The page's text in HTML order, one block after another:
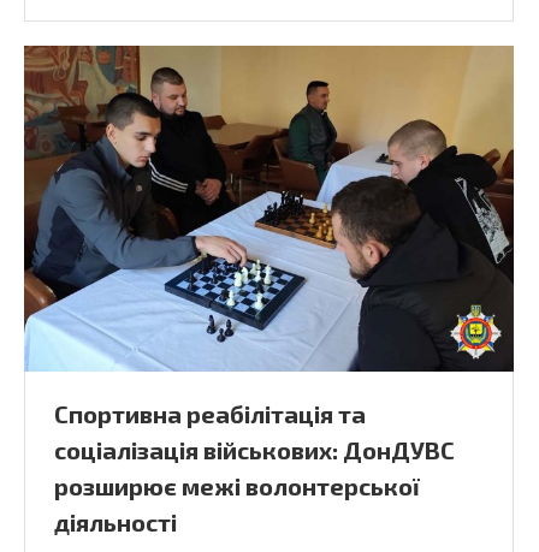
Спортивна реабілітація та
соціалізація військових: ДонДУВС
розширює межі волонтерської
діяльності